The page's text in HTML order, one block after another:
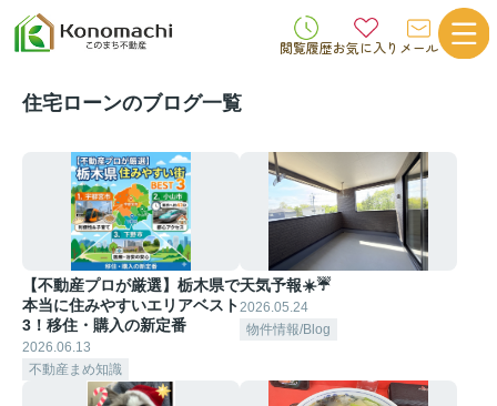
閲覧履歴お気に入り メール
住宅ローンのブログ一覧
【不動産プロが厳選】栃木県で
本当に住みやすいエリアベスト
3！移住・購入の新定番
2026.06.13
不動産まめ知識
天気予報☀️☔
2026.05.24
物件情報/Blog